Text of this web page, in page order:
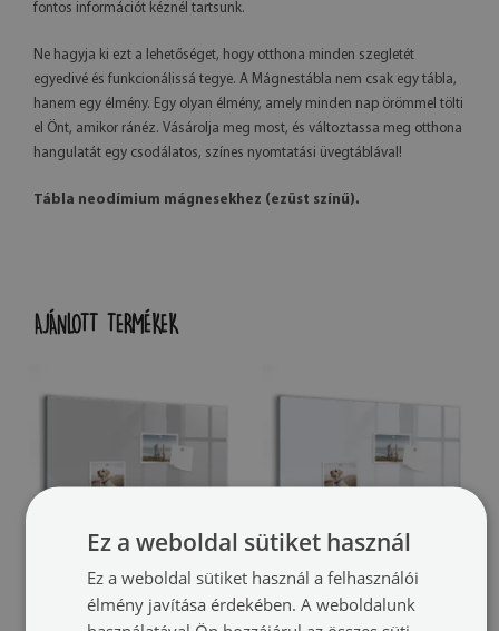
fontos információt kéznél tartsunk.
Ne hagyja ki ezt a lehetőséget, hogy otthona minden szegletét
egyedivé és funkcionálissá tegye. A Mágnestábla nem csak egy tábla,
hanem egy élmény. Egy olyan élmény, amely minden nap örömmel tölti
el Önt, amikor ránéz. Vásárolja meg most, és változtassa meg otthona
hangulatát egy csodálatos, színes nyomtatási üvegtáblával!
Tábla neodímium mágnesekhez (ezüst színű).
AJÁNLOTT TERMÉKEK
Mágnestábla
Világos szürke színű
(#tmh-
Mágnestábla
Ez a weboldal sütiket használ
Ez a weboldal sütiket használ a felhasználói
élmény javítása érdekében. A weboldalunk